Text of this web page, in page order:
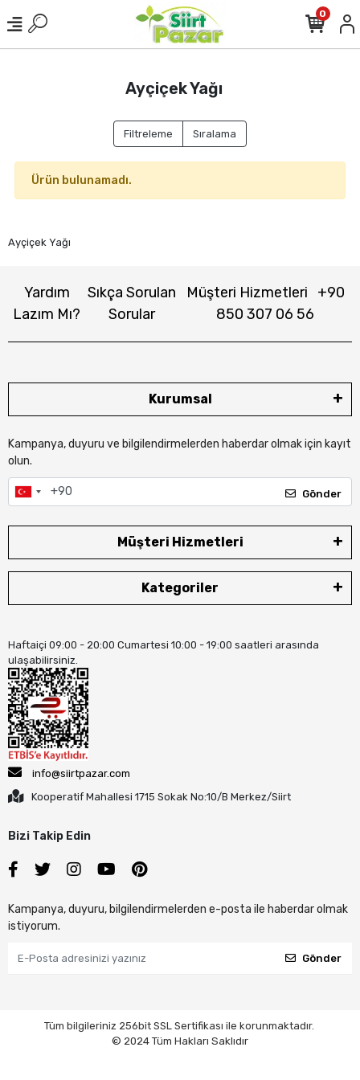
0
Ayçiçek Yağı
Filtreleme Sıralama
Ürün bulunamadı.
Ayçiçek Yağı
Yardım
Lazım Mı?
Sıkça Sorulan
Sorular
Müşteri Hizmetleri
+90
850 307 06 56
Kurumsal
Kampanya, duyuru ve bilgilendirmelerden haberdar olmak için kayıt
olun.
Gönder
Müşteri Hizmetleri
Kategoriler
Haftaiçi 09:00 - 20:00 Cumartesi 10:00 - 19:00 saatleri arasında
ulaşabilirsiniz.
info@siirtpazar.com
Kooperatif Mahallesi 1715 Sokak No:10/B Merkez/Siirt
Bizi Takip Edin
Kampanya, duyuru, bilgilendirmelerden e-posta ile haberdar olmak
istiyorum.
Gönder
Tüm bilgileriniz 256bit SSL Sertifikası ile korunmaktadır.
© 2024 Tüm Hakları Saklıdır